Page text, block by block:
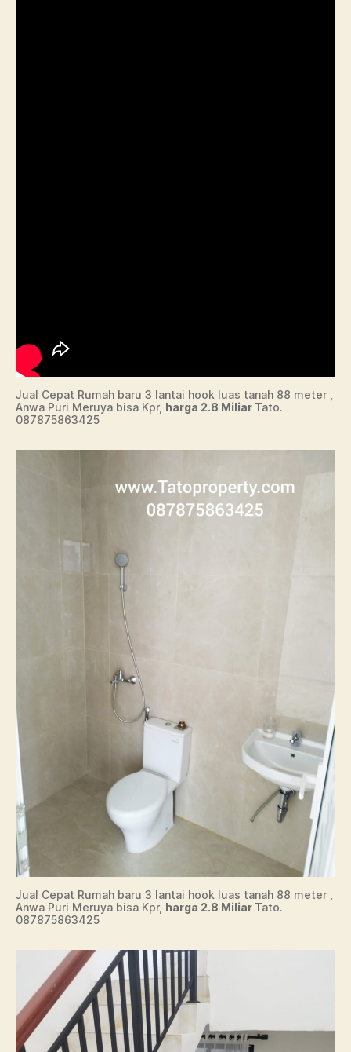
Jual Cepat Rumah baru 3 lantai hook luas tanah 88 meter ,
Anwa Puri Meruya bisa Kpr, harga 2.8 Miliar Tato.
087875863425
Jual Cepat Rumah baru 3 lantai hook luas tanah 88 meter ,
Anwa Puri Meruya bisa Kpr, harga 2.8 Miliar Tato.
087875863425